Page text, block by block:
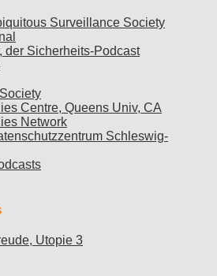
Surveillance Society
der Sicherheits-Podcast
Centre, Queens Univ, CA
Network
Schleswig-
Utopie 3